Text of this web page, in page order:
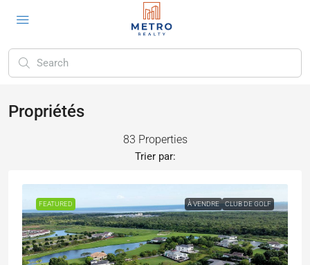
Propriétés
83 Properties
Trier par:
FEATURED À VENDRE CLUB DE GOLF